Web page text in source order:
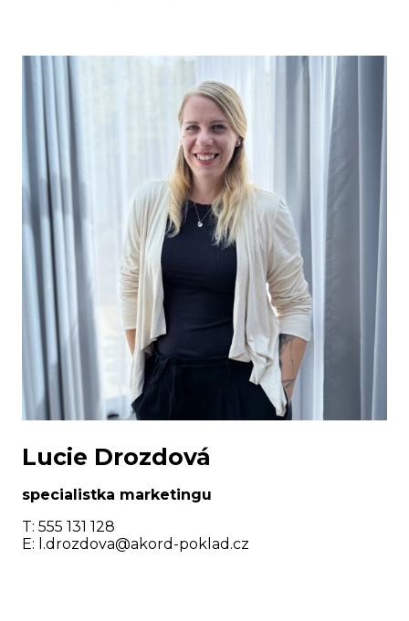
Lucie Drozdová
specialistka marketingu
T: 555 131 128
E: l.drozdova@akord-poklad.cz